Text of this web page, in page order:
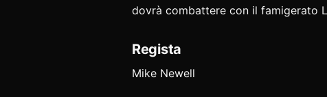
dovrà combattere con il famigerato
Regista
Mike Newell